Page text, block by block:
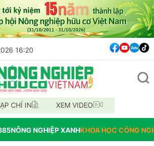
16:20
CHÍ IN XEM VIDEO
NÔNG NGHIỆP XANHKHOA HỌC CÔNG